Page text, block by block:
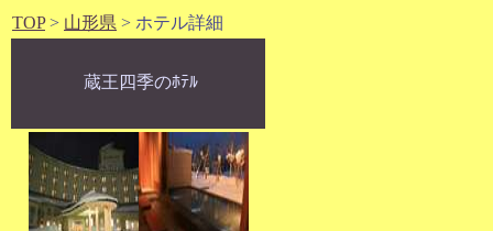
TOP> 山形県 > ホテル詳細
蔵王四季のﾎﾃﾙ